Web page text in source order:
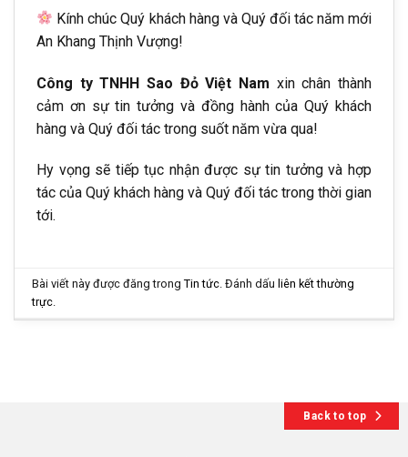
Kính chúc Quý khách hàng và Quý đối tác năm mới
An Khang Thịnh Vượng!
Công ty TNHH Sao Đỏ Việt Nam xin chân thành
cảm ơn sự tin tưởng và đồng hành của Quý khách
hàng và Quý đối tác trong suốt năm vừa qua!
Hy vọng sẽ tiếp tục nhận được sự tin tưởng và hợp
tác của Quý khách hàng và Quý đối tác trong thời gian
tới.
Bài viết này được đăng trongTin tức . Đánh dấuliên kết thường
trực
Back to top